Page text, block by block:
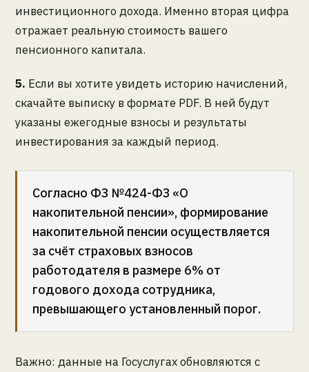
инвестиционного дохода. Именно вторая цифра
отражает реальную стоимость вашего
пенсионного капитала.
5. Если вы хотите увидеть историю начислений,
скачайте выписку в формате PDF. В ней будут
указаны ежегодные взносы и результаты
инвестирования за каждый период.
Согласно ФЗ №424-ФЗ «О
накопительной пенсии», формирование
накопительной пенсии осуществляется
за счёт страховых взносов
работодателя в размере 6% от
годового дохода сотрудника,
превышающего установленный порог.
Важно: данные на Госуслугах обновляются с